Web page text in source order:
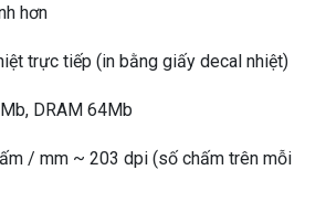
hơn
trực tiếp (in bằng giấy decal nhiệt)
DRAM 64Mb
/ mm ~ 203 dpi (số chấm trên mỗi